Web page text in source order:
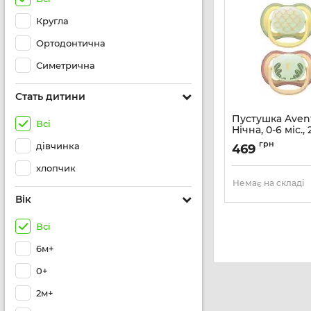
Кругла
Ортодонтична
Симетрична
Стать дитини
Всі
дівчинка
хлопчик
Вік
Всі
6м+
0+
2м+
Пустушка
Нічна, 0-6 міс.,
нейтральний
Артикул:
469 грн
Немає на складі